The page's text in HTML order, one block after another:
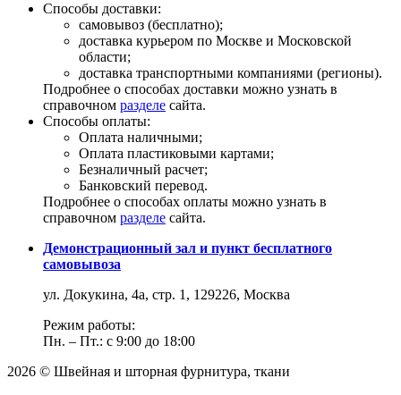
Способы доставки:
самовывоз (бесплатно);
доставка курьером по Москве и Московской
области;
доставка транспортными компаниями (регионы).
Подробнее о способах доставки можно узнать в
справочном разделе сайта.
Способы оплаты:
Оплата наличными;
Оплата пластиковыми картами;
Безналичный расчет;
Банковский перевод.
Подробнее о способах оплаты можно узнать в
справочном разделе сайта.
Демонстрационный зал и пункт бесплатного
самовывоза
ул. Докукина, 4а, стр. 1, 129226, Москва
Режим работы:
Пн. – Пт.: с 9:00 до 18:00
2026 © Швейная и шторная фурнитура, ткани